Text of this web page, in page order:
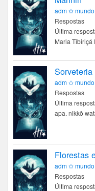
adm ✩
Respostas
Última
Maria Tibiriçá
adm ✩
Respostas
Última
apa. nikkō
Florestas
adm ✩
Respostas
Última